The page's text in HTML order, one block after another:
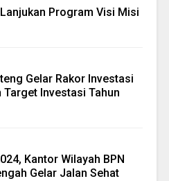
Program Visi Misi
Gelar Rakor Investasi
Target Investasi Tahun
Kantor Wilayah BPN
Gelar Jalan Sehat